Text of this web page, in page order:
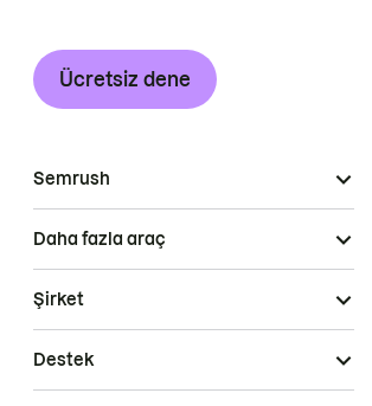
Ücretsiz dene
Semrush
Daha fazla araç
Şirket
Destek